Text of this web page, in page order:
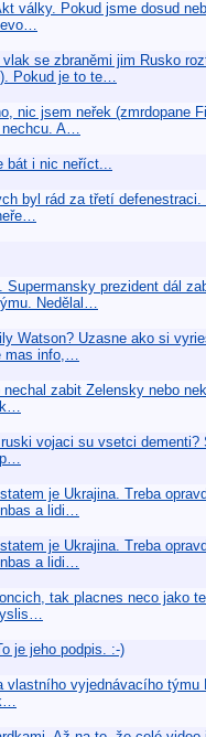
války. Pokud jsme dosud
se zbraněmi jim Rusko
Pokud je to te…
nic jsem neřek (zmrdopane
A…
i nic neříct...
byl rád za třetí
Supermansky prezident dál
Nedělal…
Watson? Uzasne ako si
mas info,…
zabit Zelensky nebo
vojaci su vsetci dementi?
je Ukrajina. Treba
a lidi…
je Ukrajina. Treba
a lidi…
tak placnes neco jako
je jeho podpis. :-)
vlastního vyjednávacího týmu